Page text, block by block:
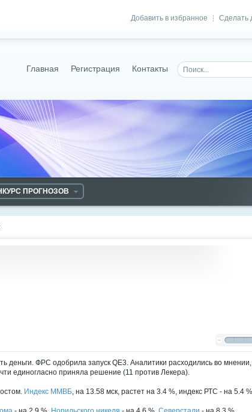
Сделать
Добавить в избранное
Главная Регистрация Контакты
ПРОГНОЗОВ
деньги. ФРС одобрила запуск QE3. Аналитики расходились во
единогласно приняла решение (11 против Лекера).
Индекс ММВБ, на 13.58 мск, растет на 3.4 %, индекс РТС - на 5.4